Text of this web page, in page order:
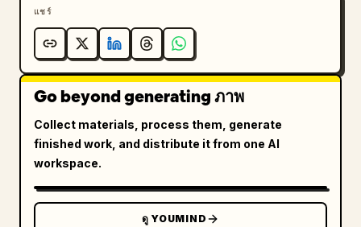
แชร์
Go beyond generating ภาพ
Collect materials, process them, generate
finished work, and distribute it from one AI
workspace.
ดู YOUMIND